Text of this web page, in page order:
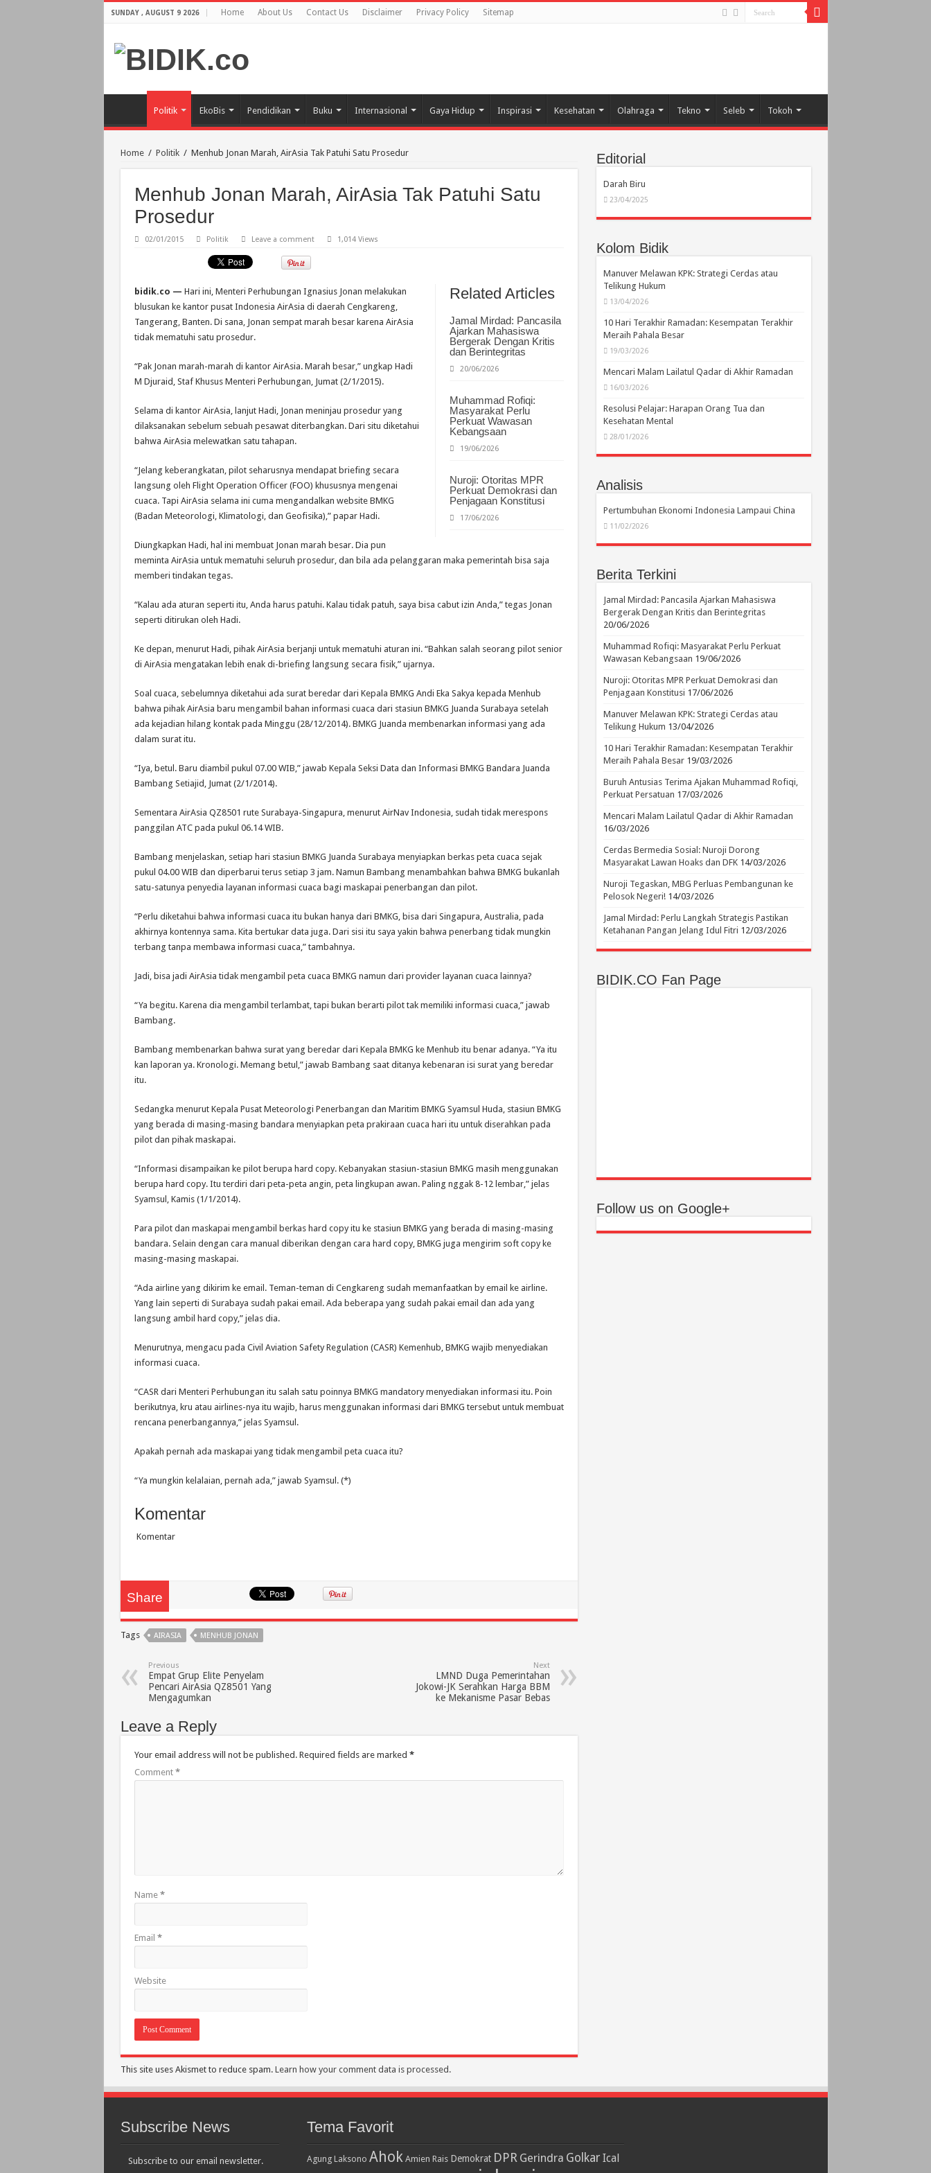
SUNDAY , AUGUST 9 2026 Home About Us Contact Us Disclaimer Privacy Policy Sitemap
Politik EkoBis Pendidikan Buku Internasional Gaya Hidup Inspirasi Kesehatan Olahraga Tekno Seleb Tokoh
Home / Politik / Menhub Jonan Marah, AirAsia Tak Patuhi Satu Prosedur
Menhub Jonan Marah, AirAsia Tak Patuhi Satu
Prosedur
02/01/2015 Politik Leave a comment 1,014 Views
Related Articles
Jamal Mirdad: Pancasila
Ajarkan Mahasiswa
Bergerak Dengan Kritis
dan Berintegritas
20/06/2026
Muhammad Rofiqi:
Masyarakat Perlu
Perkuat Wawasan
Kebangsaan
19/06/2026
Nuroji: Otoritas MPR
Perkuat Demokrasi dan
Penjagaan Konstitusi
17/06/2026
bidik.co — Hari ini, Menteri Perhubungan Ignasius Jonan melakukan
blusukan ke kantor pusat Indonesia AirAsia di daerah Cengkareng,
Tangerang, Banten. Di sana, Jonan sempat marah besar karena AirAsia
tidak mematuhi satu prosedur.
“Pak Jonan marah-marah di kantor AirAsia. Marah besar,” ungkap Hadi
M Djuraid, Staf Khusus Menteri Perhubungan, Jumat (2/1/2015).
Selama di kantor AirAsia, lanjut Hadi, Jonan meninjau prosedur yang
dilaksanakan sebelum sebuah pesawat diterbangkan. Dari situ diketahui
bahwa AirAsia melewatkan satu tahapan.
“Jelang keberangkatan, pilot seharusnya mendapat briefing secara
langsung oleh Flight Operation Officer (FOO) khususnya mengenai
cuaca. Tapi AirAsia selama ini cuma mengandalkan website BMKG
(Badan Meteorologi, Klimatologi, dan Geofisika),” papar Hadi.
Diungkapkan Hadi, hal ini membuat Jonan marah besar. Dia pun
meminta AirAsia untuk mematuhi seluruh prosedur, dan bila ada pelanggaran maka pemerintah bisa saja
memberi tindakan tegas.
“Kalau ada aturan seperti itu, Anda harus patuhi. Kalau tidak patuh, saya bisa cabut izin Anda,” tegas Jonan
seperti ditirukan oleh Hadi.
Ke depan, menurut Hadi, pihak AirAsia berjanji untuk mematuhi aturan ini. “Bahkan salah seorang pilot senior
di AirAsia mengatakan lebih enak di-briefing langsung secara fisik,” ujarnya.
Soal cuaca, sebelumnya diketahui ada surat beredar dari Kepala BMKG Andi Eka Sakya kepada Menhub
bahwa pihak AirAsia baru mengambil bahan informasi cuaca dari stasiun BMKG Juanda Surabaya setelah
ada kejadian hilang kontak pada Minggu (28/12/2014). BMKG Juanda membenarkan informasi yang ada
dalam surat itu.
“Iya, betul. Baru diambil pukul 07.00 WIB,” jawab Kepala Seksi Data dan Informasi BMKG Bandara Juanda
Bambang Setiajid, Jumat (2/1/2014).
Sementara AirAsia QZ8501 rute Surabaya-Singapura, menurut AirNav Indonesia, sudah tidak merespons
panggilan ATC pada pukul 06.14 WIB.
Bambang menjelaskan, setiap hari stasiun BMKG Juanda Surabaya menyiapkan berkas peta cuaca sejak
pukul 04.00 WIB dan diperbarui terus setiap 3 jam. Namun Bambang menambahkan bahwa BMKG bukanlah
satu-satunya penyedia layanan informasi cuaca bagi maskapai penerbangan dan pilot.
“Perlu diketahui bahwa informasi cuaca itu bukan hanya dari BMKG, bisa dari Singapura, Australia, pada
akhirnya kontennya sama. Kita bertukar data juga. Dari sisi itu saya yakin bahwa penerbang tidak mungkin
terbang tanpa membawa informasi cuaca,” tambahnya.
Jadi, bisa jadi AirAsia tidak mengambil peta cuaca BMKG namun dari provider layanan cuaca lainnya?
“Ya begitu. Karena dia mengambil terlambat, tapi bukan berarti pilot tak memiliki informasi cuaca,” jawab
Bambang.
Bambang membenarkan bahwa surat yang beredar dari Kepala BMKG ke Menhub itu benar adanya. “Ya itu
kan laporan ya. Kronologi. Memang betul,” jawab Bambang saat ditanya kebenaran isi surat yang beredar
itu.
Sedangka menurut Kepala Pusat Meteorologi Penerbangan dan Maritim BMKG Syamsul Huda, stasiun BMKG
yang berada di masing-masing bandara menyiapkan peta prakiraan cuaca hari itu untuk diserahkan pada
pilot dan pihak maskapai.
“Informasi disampaikan ke pilot berupa hard copy. Kebanyakan stasiun-stasiun BMKG masih menggunakan
berupa hard copy. Itu terdiri dari peta-peta angin, peta lingkupan awan. Paling nggak 8-12 lembar,” jelas
Syamsul, Kamis (1/1/2014).
Para pilot dan maskapai mengambil berkas hard copy itu ke stasiun BMKG yang berada di masing-masing
bandara. Selain dengan cara manual diberikan dengan cara hard copy, BMKG juga mengirim soft copy ke
masing-masing maskapai.
“Ada airline yang dikirim ke email. Teman-teman di Cengkareng sudah memanfaatkan by email ke airline.
Yang lain seperti di Surabaya sudah pakai email. Ada beberapa yang sudah pakai email dan ada yang
langsung ambil hard copy,” jelas dia.
Menurutnya, mengacu pada Civil Aviation Safety Regulation (CASR) Kemenhub, BMKG wajib menyediakan
informasi cuaca.
“CASR dari Menteri Perhubungan itu salah satu poinnya BMKG mandatory menyediakan informasi itu. Poin
berikutnya, kru atau airlines-nya itu wajib, harus menggunakan informasi dari BMKG tersebut untuk membuat
rencana penerbangannya,” jelas Syamsul.
Apakah pernah ada maskapai yang tidak mengambil peta cuaca itu?
“Ya mungkin kelalaian, pernah ada,” jawab Syamsul. (*)
Komentar
Komentar
Share
Tags AIRASIA MENHUB JONAN
Previous
Empat Grup Elite Penyelam
Pencari AirAsia QZ8501 Yang
Mengagumkan
Next
LMND Duga Pemerintahan
Jokowi-JK Serahkan Harga BBM
ke Mekanisme Pasar Bebas
Leave a Reply
Your email address will not be published. Required fields are marked *
Comment *
Name *
Email *
Website
This site uses Akismet to reduce spam. Learn how your comment data is processed.
Editorial
Darah Biru
23/04/2025
Kolom Bidik
Manuver Melawan KPK: Strategi Cerdas atau
Telikung Hukum
13/04/2026
10 Hari Terakhir Ramadan: Kesempatan Terakhir
Meraih Pahala Besar
19/03/2026
Mencari Malam Lailatul Qadar di Akhir Ramadan
16/03/2026
Resolusi Pelajar: Harapan Orang Tua dan
Kesehatan Mental
28/01/2026
Analisis
Pertumbuhan Ekonomi Indonesia Lampaui China
11/02/2026
Berita Terkini
Jamal Mirdad: Pancasila Ajarkan Mahasiswa
Bergerak Dengan Kritis dan Berintegritas
20/06/2026
Muhammad Rofiqi: Masyarakat Perlu Perkuat
Wawasan Kebangsaan 19/06/2026
Nuroji: Otoritas MPR Perkuat Demokrasi dan
Penjagaan Konstitusi 17/06/2026
Manuver Melawan KPK: Strategi Cerdas atau
Telikung Hukum 13/04/2026
10 Hari Terakhir Ramadan: Kesempatan Terakhir
Meraih Pahala Besar 19/03/2026
Buruh Antusias Terima Ajakan Muhammad Rofiqi,
Perkuat Persatuan 17/03/2026
Mencari Malam Lailatul Qadar di Akhir Ramadan
16/03/2026
Cerdas Bermedia Sosial: Nuroji Dorong
Masyarakat Lawan Hoaks dan DFK 14/03/2026
Nuroji Tegaskan, MBG Perluas Pembangunan ke
Pelosok Negeri! 14/03/2026
Jamal Mirdad: Perlu Langkah Strategis Pastikan
Ketahanan Pangan Jelang Idul Fitri 12/03/2026
BIDIK.CO Fan Page
Follow us on Google+
Subscribe News
Subscribe to our email newsletter.
Tema Favorit
Agung Laksono Ahok Amien Rais Demokrat DPR Gerindra Golkar Ical